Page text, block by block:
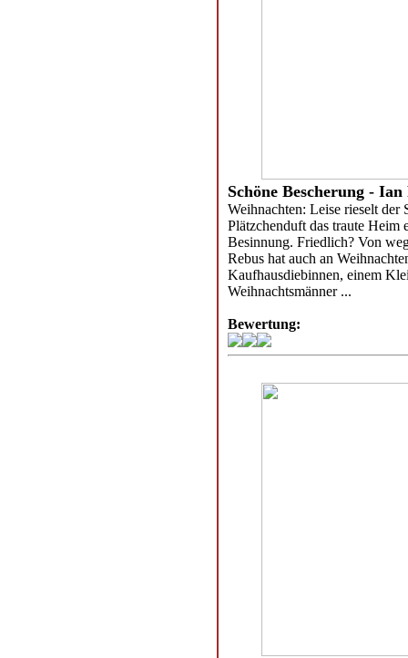
Schöne Bescherung -
Weihnachten: Leise rieselt der
Plätzchenduft das traute
Besinnung. Friedlich? Von
Rebus hat auch an
Kaufhausdiebinnen, einem
Weihnachtsmänner ...
Bewertung: